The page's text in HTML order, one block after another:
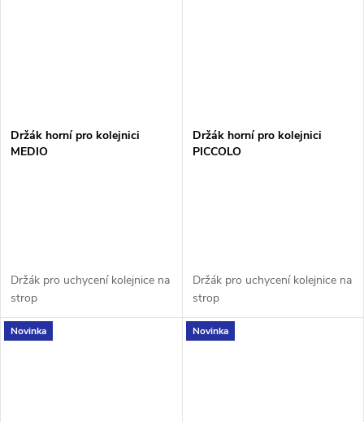
Držák horní pro kolejnici
MEDIO
Držák pro uchycení kolejnice na
strop
Držák horní pro kolejnici
PICCOLO
Držák pro uchycení kolejnice na
strop
Novinka Novinka